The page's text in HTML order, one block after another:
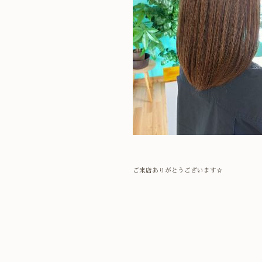
ご来店ありがとうございます☆